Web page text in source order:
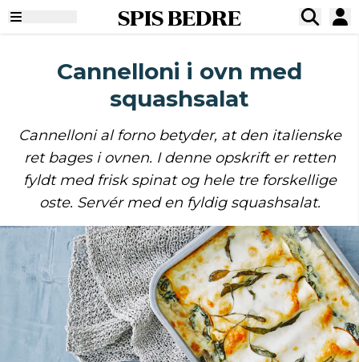
SPIS BEDRE
Cannelloni i ovn med
squashsalat
Cannelloni al forno betyder, at den italienske
ret bages i ovnen. I denne opskrift er retten
fyldt med frisk spinat og hele tre forskellige
oste. Servér med en fyldig squashsalat.